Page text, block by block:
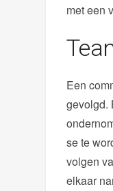
met een
Een
gevolgd.
se te
volgen
elkaar